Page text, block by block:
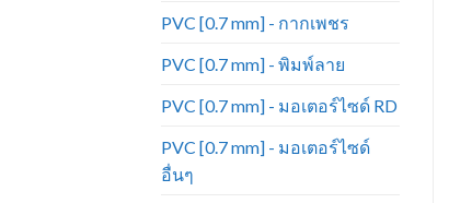
PVC [0.7 mm] - กากเพชร
PVC [0.7 mm] - พิมพ์ลาย
PVC [0.7 mm] - มอเตอร์ไซด์ RD
PVC [0.7 mm] - มอเตอร์ไซด์
อื่นๆ
Wishlist
PVC [0.6 MM] - สีพื้นลาย PD PVC [0.6 MM] - สีพื้นลาย PD